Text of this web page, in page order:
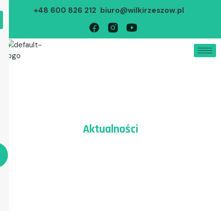
+48 600 826 212 biuro@wilkirzeszow.pl
Aktualności